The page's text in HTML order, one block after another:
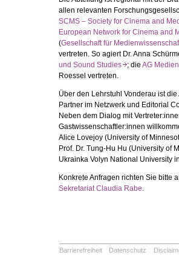
allen relevanten
SCMS – Society for Cinema and
European Network for Cinema
(Gesellschaft für
vertreten. So agiert Dr. Anna
und Sound Studies; die AG
Roessel vertreten.
Über den Lehrstuhl Vonderau ist
Partner im Netzwerk und Editorial
Neben dem Dialog mit
Gastwissenschaftler:innen
Alice Lovejoy (University of
Prof. Dr. Tung-Hu Hu (University of
Ukrainka Volyn National University
Konkrete Anfragen richten Sie bitte
Sekretariat Claudia Rabe.
Barrierefreiheit Datenschutz